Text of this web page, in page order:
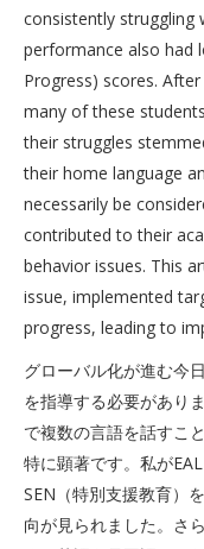
consistently struggling
performance also had
Progress) scores.
many of these
their struggles
their home language
necessarily be
contributed to their
behavior issues. This
issue, implemented
progress, leading to
グローバル化が進む今
を指導する必要があり
で複数の言語を話すこ
特に顕著です。私が
SEN（特別支援教育）
向が見られました。さ